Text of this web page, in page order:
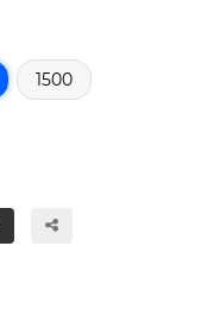
1500